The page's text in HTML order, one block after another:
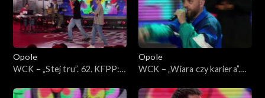
Opole
WCK – „Stej tru”. 62. KFPP:
podwórko”
Opole
WCK – „Wiara czy kariera”.
Jedno podwórko”